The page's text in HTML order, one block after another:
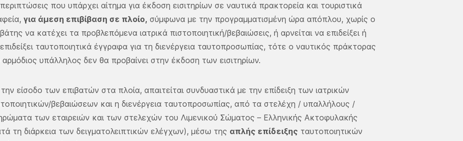
που υπάρχει αίτημα για έκδοση εισιτηρίων σε ναυτικά πρακτορεία και τουριστικά
για άμεση επιβίβαση σε πλοίο, σύμφωνα με την προγραμματισμένη ώρα απόπλου, χωρίς ο
να κατέχει τα προβλεπόμενα ιατρικά πιστοποιητική/βεβαιώσεις, ή αρνείται να επιδείξει ή
ταυτοποιητικά έγγραφα για τη διενέργεια ταυτοπροσωπίας, τότε ο ναυτικός πράκτορας
υπάλληλος δεν θα προβαίνει στην έκδοση των εισιτηρίων.
την είσοδο των επιβατών στα πλοία, απαιτείται συνδυαστικά με την επίδειξη των ιατρικών
βεβαιώσεων και η διενέργεια ταυτοπροσωπίας, από τα στελέχη / υπαλλήλους /
των εταιρειών και των στελεχών του Λιμενικού Σώματος – Ελληνικής Ακτοφυλακής
τη διάρκεια των δειγματολειπτικών ελέγχων), μέσω της απλής επίδειξης ταυτοποιητικών